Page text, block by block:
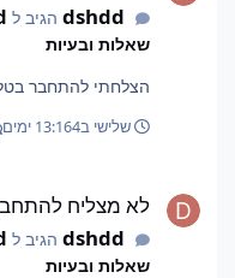
dshddהגיב ל
שאלות ובעיות
הצלחתי להתחבר
שלישי ב13:164 ימים
לא מצליח
dshddהגיב ל
שאלות ובעיות